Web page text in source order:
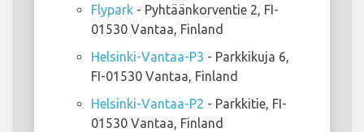
Flypark - Pyhtäänkorventie 2, FI-
01530 Vantaa, Finland
Helsinki-Vantaa-P3 - Parkkikuja 6,
FI-01530 Vantaa, Finland
Helsinki-Vantaa-P2 - Parkkitie, FI-
01530 Vantaa, Finland